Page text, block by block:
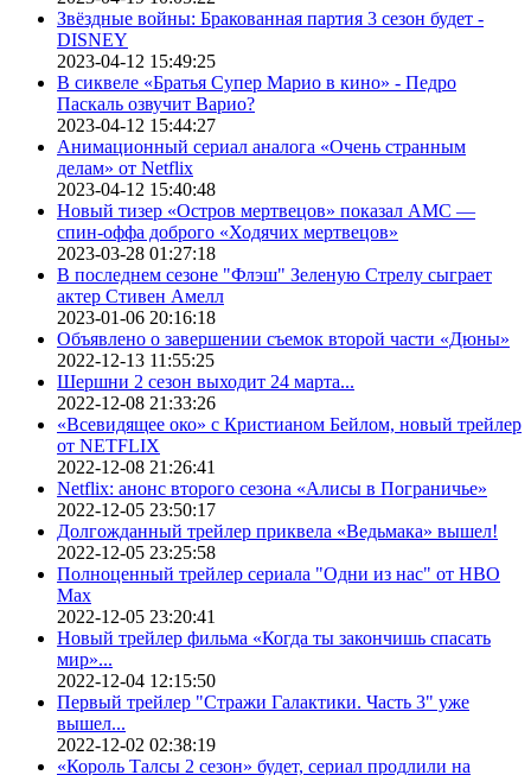
Звёздные войны: Бракованная партия 3 сезон будет -
DISNEY
2023-04-12 15:49:25
В сиквеле «Братья Супер Марио в кино» - Педро
Паскаль озвучит Варио?
2023-04-12 15:44:27
Анимационный сериал аналога «Очень странным
делам» от Netflix
2023-04-12 15:40:48
Новый тизер «Остров мертвецов» показал АМС —
спин-оффа доброго «Ходячих мертвецов»
2023-03-28 01:27:18
В последнем сезоне "Флэш" Зеленую Стрелу сыграет
актер Стивен Амелл
2023-01-06 20:16:18
Объявлено о завершении съемок второй части «Дюны»
2022-12-13 11:55:25
Шершни 2 сезон выходит 24 марта...
2022-12-08 21:33:26
«Всевидящее око» с Кристианом Бейлом, новый трейлер
от NETFLIX
2022-12-08 21:26:41
Netflix: анонс второго сезона «Алисы в Пограничье»
2022-12-05 23:50:17
Долгожданный трейлер приквела «Ведьмака» вышел!
2022-12-05 23:25:58
Полноценный трейлер сериала "Одни из нас" от HBO
Max
2022-12-05 23:20:41
Новый трейлер фильма «Когда ты закончишь спасать
мир»...
2022-12-04 12:15:50
Первый трейлер "Стражи Галактики. Часть 3" уже
вышел...
2022-12-02 02:38:19
«Король Талсы 2 сезон» будет, сериал продлили на